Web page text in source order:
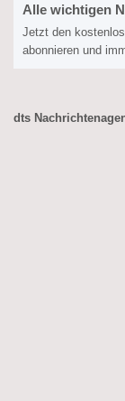
Alle wichtigen
Jetzt den
abonnieren und
dts